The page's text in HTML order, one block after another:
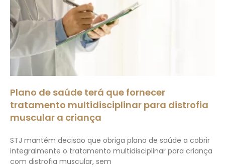
Plano de saúde terá que fornecer
tratamento multidisciplinar para distrofia
muscular a criança
STJ mantém decisão que obriga plano de saúde a cobrir
integralmente o tratamento multidisciplinar para criança
com distrofia muscular, sem